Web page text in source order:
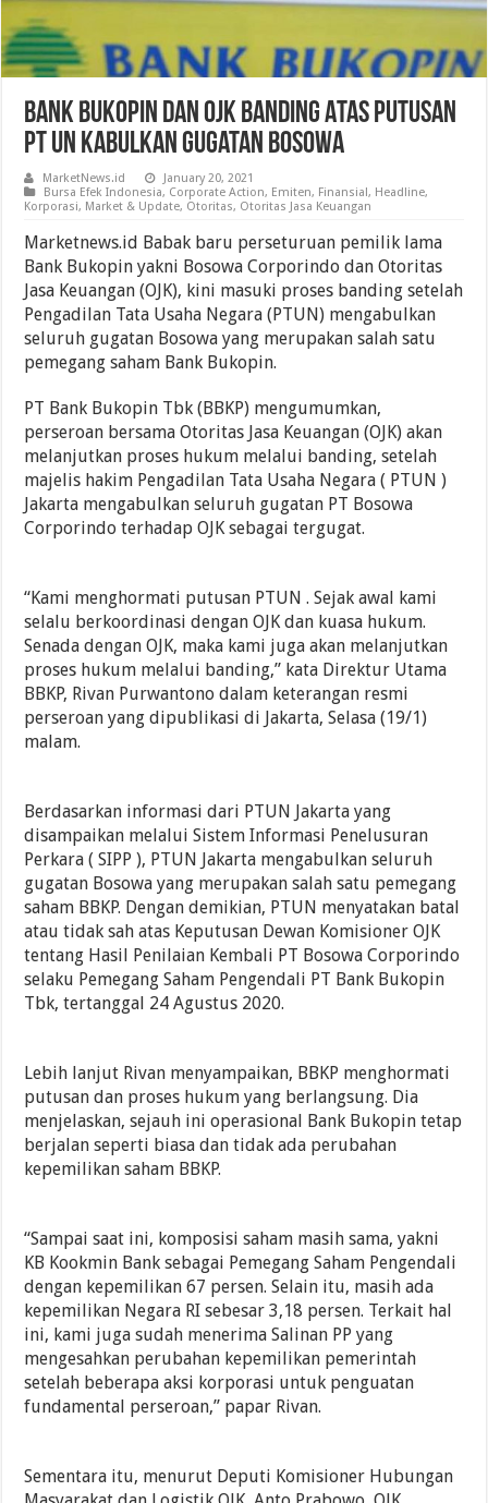
Bank Bukopin Dan OJK Banding Atas Putusan
PT UN Kabulkan Gugatan Bosowa
MarketNews.id
January 20, 2021
Bursa Efek Indonesia, Corporate Action, Emiten, Finansial, Headline,
Korporasi, Market & Update, Otoritas, Otoritas Jasa Keuangan
Marketnews.id Babak baru perseturuan pemilik lama
Bank Bukopin yakni Bosowa Corporindo dan Otoritas
Jasa Keuangan (OJK), kini masuki proses banding setelah
Pengadilan Tata Usaha Negara (PTUN) mengabulkan
seluruh gugatan Bosowa yang merupakan salah satu
pemegang saham Bank Bukopin.
PT Bank Bukopin Tbk (BBKP) mengumumkan,
perseroan bersama Otoritas Jasa Keuangan (OJK) akan
melanjutkan proses hukum melalui banding, setelah
majelis hakim Pengadilan Tata Usaha Negara ( PTUN )
Jakarta mengabulkan seluruh gugatan PT Bosowa
Corporindo terhadap OJK sebagai tergugat.
“Kami menghormati putusan PTUN . Sejak awal kami
selalu berkoordinasi dengan OJK dan kuasa hukum.
Senada dengan OJK, maka kami juga akan melanjutkan
proses hukum melalui banding,” kata Direktur Utama
BBKP, Rivan Purwantono dalam keterangan resmi
perseroan yang dipublikasi di Jakarta, Selasa (19/1)
malam.
Berdasarkan informasi dari PTUN Jakarta yang
disampaikan melalui Sistem Informasi Penelusuran
Perkara ( SIPP ), PTUN Jakarta mengabulkan seluruh
gugatan Bosowa yang merupakan salah satu pemegang
saham BBKP. Dengan demikian, PTUN menyatakan batal
atau tidak sah atas Keputusan Dewan Komisioner OJK
tentang Hasil Penilaian Kembali PT Bosowa Corporindo
selaku Pemegang Saham Pengendali PT Bank Bukopin
Tbk, tertanggal 24 Agustus 2020.
Lebih lanjut Rivan menyampaikan, BBKP menghormati
putusan dan proses hukum yang berlangsung. Dia
menjelaskan, sejauh ini operasional Bank Bukopin tetap
berjalan seperti biasa dan tidak ada perubahan
kepemilikan saham BBKP.
“Sampai saat ini, komposisi saham masih sama, yakni
KB Kookmin Bank sebagai Pemegang Saham Pengendali
dengan kepemilikan 67 persen. Selain itu, masih ada
kepemilikan Negara RI sebesar 3,18 persen. Terkait hal
ini, kami juga sudah menerima Salinan PP yang
mengesahkan perubahan kepemilikan pemerintah
setelah beberapa aksi korporasi untuk penguatan
fundamental perseroan,” papar Rivan.
Sementara itu, menurut Deputi Komisioner Hubungan